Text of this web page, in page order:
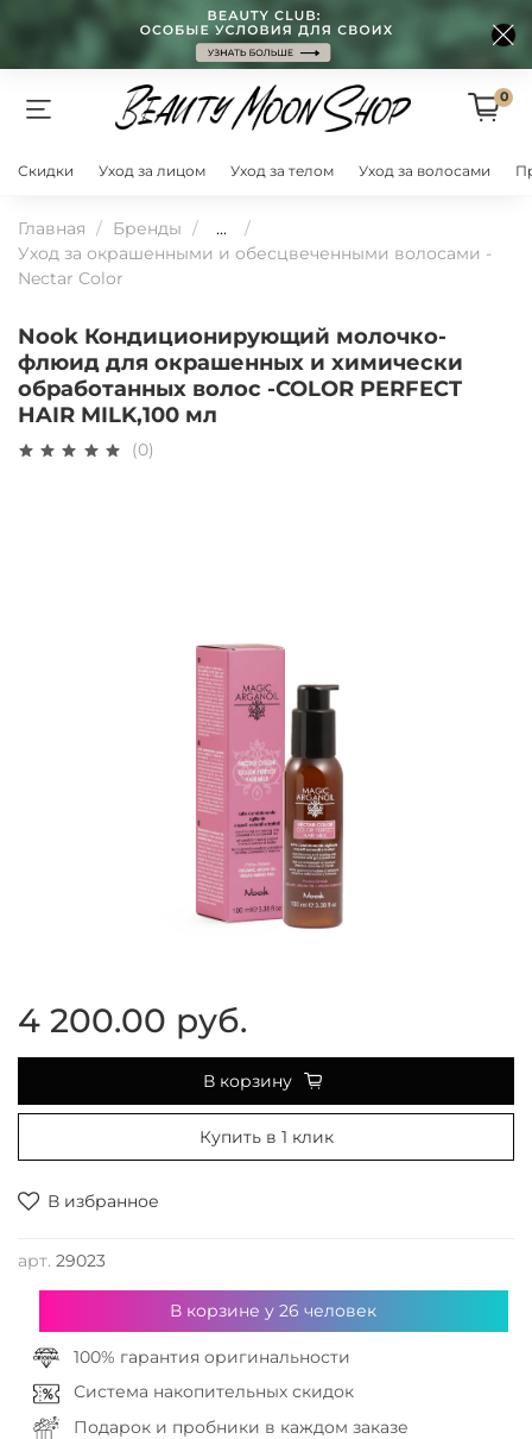
0
Скидки Уход за лицом Уход за телом Уход за волосами
Главная Бренды
...
Уход за окрашенными и обесцвеченными волосами -
Nectar Color
Nook Кондиционирующий молочко-
флюид для окрашенных и химически
обработанных волос -COLOR PERFECT
HAIR MILK,100 мл
(0)
В избранное
арт. 29023
4 200.00 руб.
В корзину
Купить в 1 клик
В корзине у26 человек
100% гарантия оригинальности
Система накопительных скидок
Подарок и пробники в каждом заказе